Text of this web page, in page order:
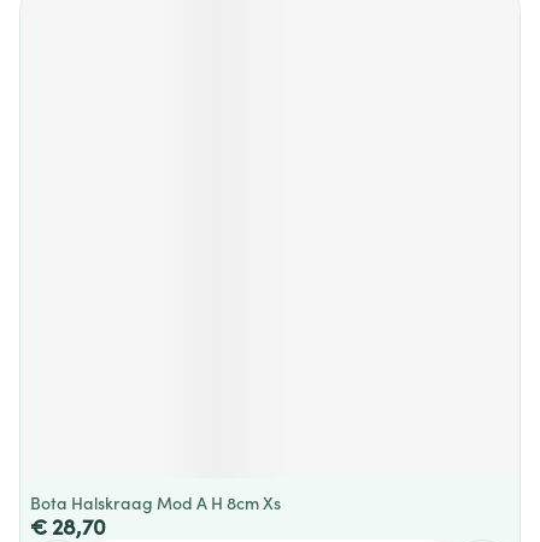
Bota Halskraag Mod A H 8cm Xs
€ 28,70